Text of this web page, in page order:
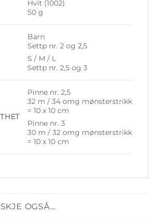
Hvit (1002)
50 g
Barn
Settp nr. 2 og 2,5
S / M / L
Settp nr. 2,5 og 3
Pinne nr. 2,5
32 m / 34 omg mønsterstrikk
= 10 x 10 cm
Pinne nr. 3
30 m / 32 omg mønsterstrikk
= 10 x 10 cm
OGSÅ…